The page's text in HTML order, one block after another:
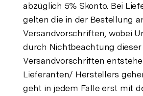
abzüglich 5% Skonto. Bei
gelten die in der Bestellung
Versandvorschriften, wobei
durch Nichtbeachtung dieser
Versandvorschriften
Lieferanten/ Herstellers
geht in jedem Falle erst mit